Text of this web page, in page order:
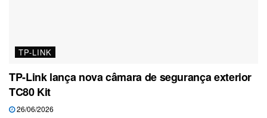
TP-LINK
TP-Link lança nova câmara de segurança exterior
TC80 Kit
26/06/2026